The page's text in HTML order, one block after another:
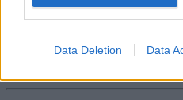
Data Deletion Data
Történelmi személyek híres